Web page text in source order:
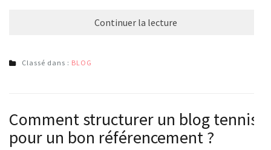
Continuer la lecture
Classé dans : BLOG
Comment structurer un blog tennis
pour un bon référencement ?